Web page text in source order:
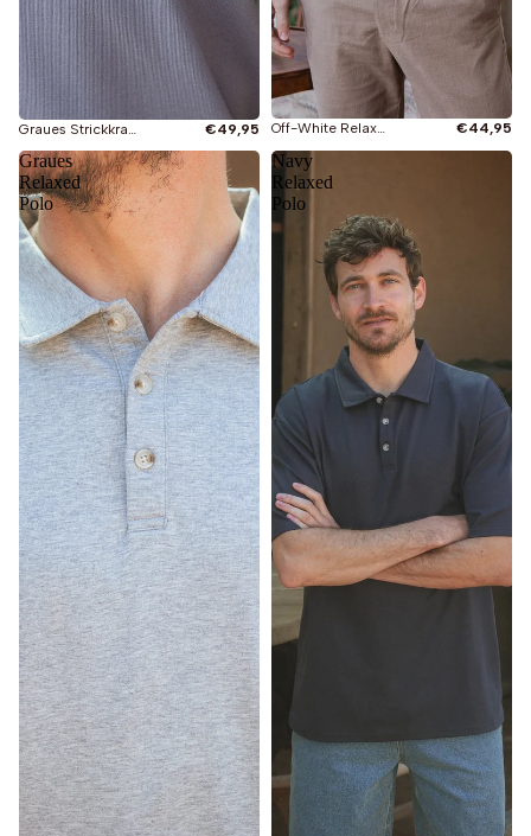
Graues Strickkragen-Polo €49,95 Off-White Relaxed Polo €44,95
Graues
Relaxed
Polo
Navy
Relaxed
Polo